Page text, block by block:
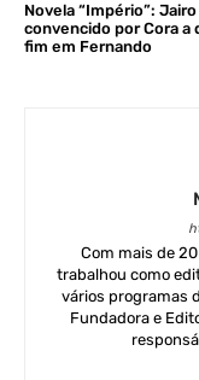
Novela “Império”: Jairo
convencido por Cora a
fim em Fernando
Com mais de
trabalhou como
vários programas
Fundadora e